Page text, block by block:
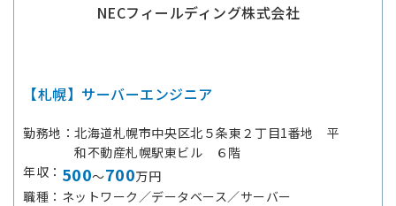
NECフィールディング株式会社
【札幌】サーバーエンジニア
勤務地
北海道札幌市中央区北５条東２丁目1番地 平
和不動産札幌駅東ビル ６階
年収
500～700万円
職種
ネットワーク／データベース／サーバー